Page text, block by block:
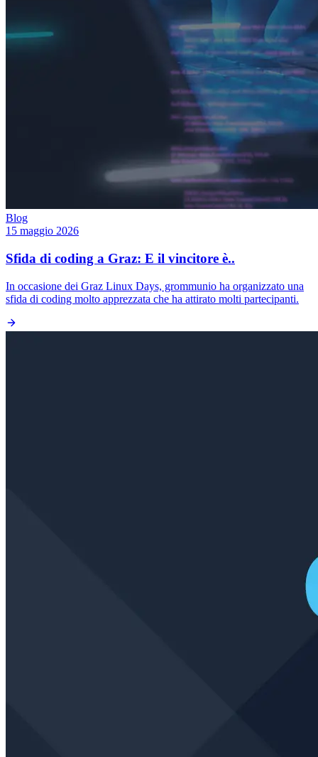
Blog
15 maggio 2026
Sfida di coding a Graz: E il vincitore è..
In occasione dei Graz Linux Days, grommunio ha organizzato una
sfida di coding molto apprezzata che ha attirato molti partecipanti.